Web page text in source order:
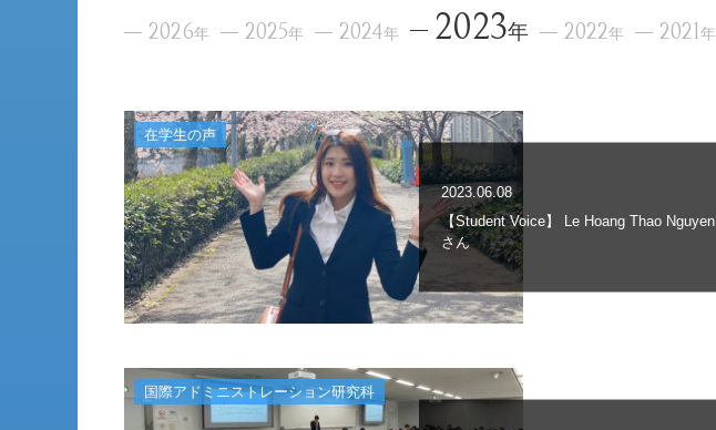
2026年 2025年 2024年 2023年 2022年 2021年
在学生の声
2023.06.08
【Student Voice】 Le Hoang Thao Nguyen
さん
国際アドミニストレーション研究科